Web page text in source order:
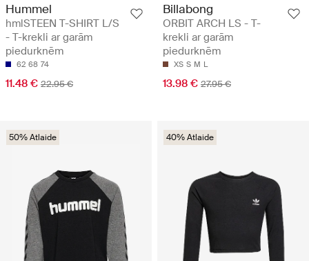
Hummel
hmlSTEEN T-SHIRT L/S
- T-krekli ar garām
piedurknēm
62 68 74
11.48 € 22.95 €
Billabong
ORBIT ARCH LS - T-
krekli ar garām
piedurknēm
XS S M L
13.98 € 27.95 €
50% Atlaide 40% Atlaide